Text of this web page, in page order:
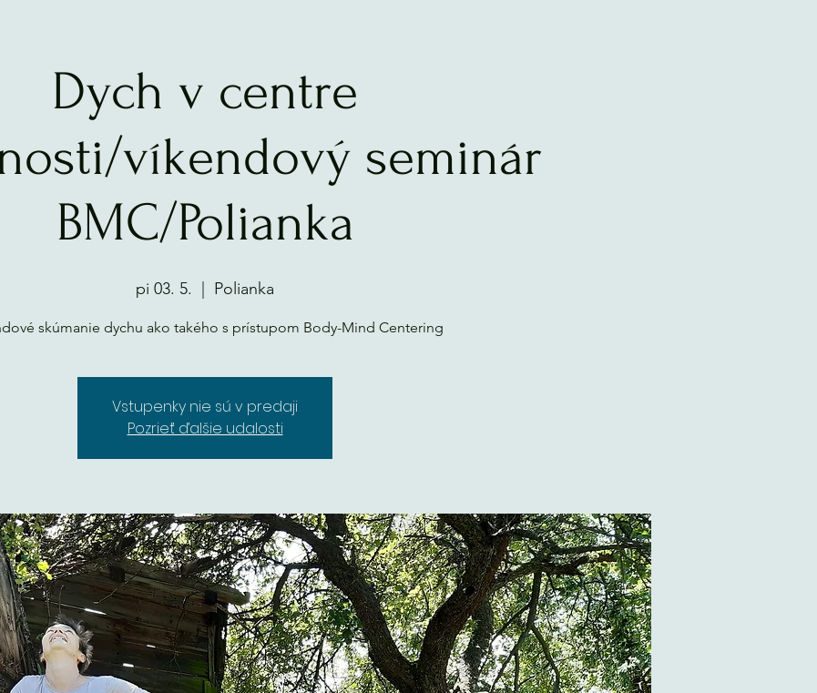
Dych v centre
víkendový seminár
BMC/Polianka
pi 03. 5. Polianka
skúmanie dychu ako takého s prístupom Body-Mind Centering
Vstupenky nie sú v predaji
Pozrieť ďalšie udalosti